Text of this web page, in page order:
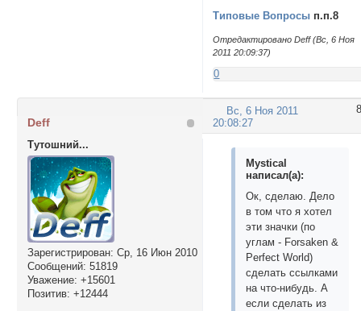
Типовые Вопросы п.п.8
Отредактировано Deff (Вс, 6 Ноя
2011 20:09:37)
0
8
Вс, 6 Ноя 2011
20:08:27
Deff
Тутошний...
Зарегистрирован: Ср, 16 Июн 2010
Сообщений: 51819
Уважение: +15601
Позитив: +12444
Mystical
написал(а):
Ок, сделаю. Дело
в том что я хотел
эти значки (по
углам - Forsaken &
Perfect World)
сделать ссылками
на что-нибудь. А
если сделать из